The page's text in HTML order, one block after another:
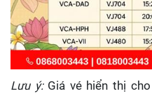
Lưu ý:Giá vé hiển thị